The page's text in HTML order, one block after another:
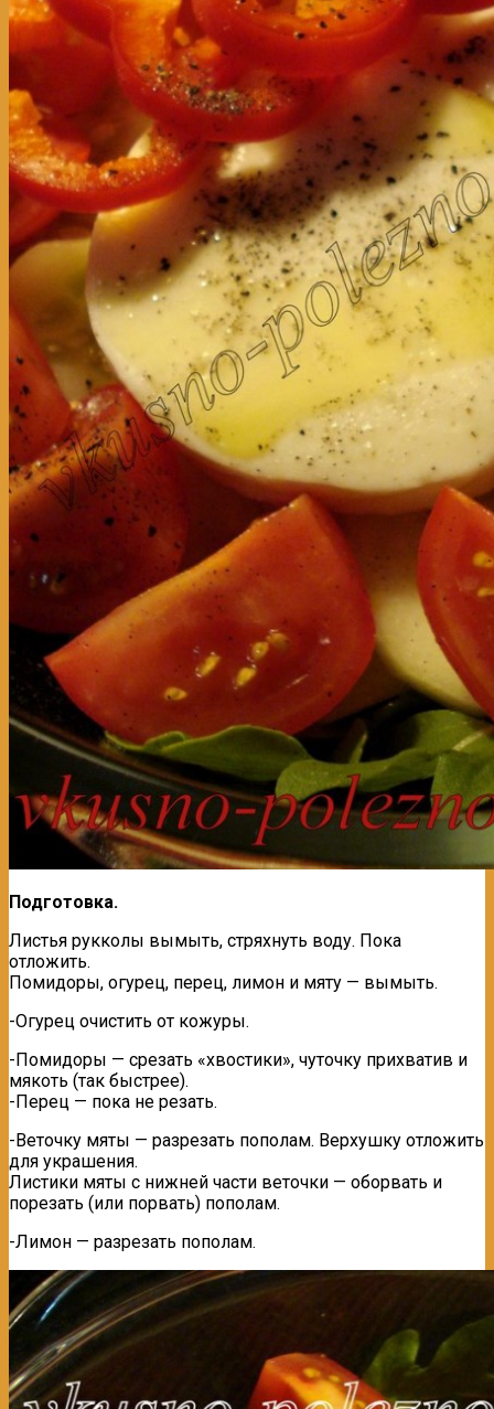
Подгoтовка.
Листья рукколы вымыть, стряхнуть воду. Пока
отложить.
Помидоры, огурец, перец, лимон и мяту — вымыть.
-Огурец очистить от кожуры.
-Помидоры — срезать «хвостики», чуточку прихватив и
мякоть (так быстрее).
-Перец — пока не резать.
-Веточку мяты — разрезать пополам. Верхушку отложить
для украшения.
Листики мяты с нижней части веточки — оборвать и
порезать (или порвать) пополам.
-Лимон — разрезать пополам.